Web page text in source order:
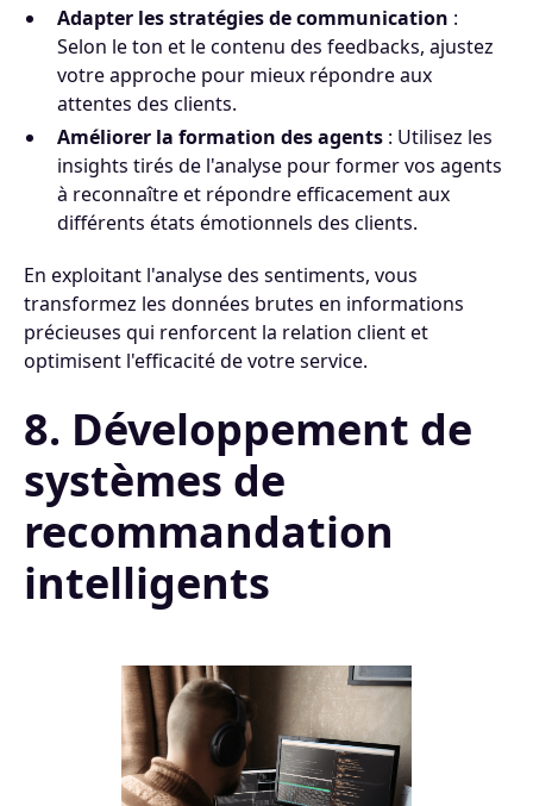
Adapter les stratégies de communication :
Selon le ton et le contenu des feedbacks, ajustez
votre approche pour mieux répondre aux
attentes des clients.
Améliorer la formation des agents : Utilisez les
insights tirés de l'analyse pour former vos agents
à reconnaître et répondre efficacement aux
différents états émotionnels des clients.
En exploitant l'analyse des sentiments, vous
transformez les données brutes en informations
précieuses qui renforcent la relation client et
optimisent l'efficacité de votre service.
8. Développement de
systèmes de
recommandation
intelligents